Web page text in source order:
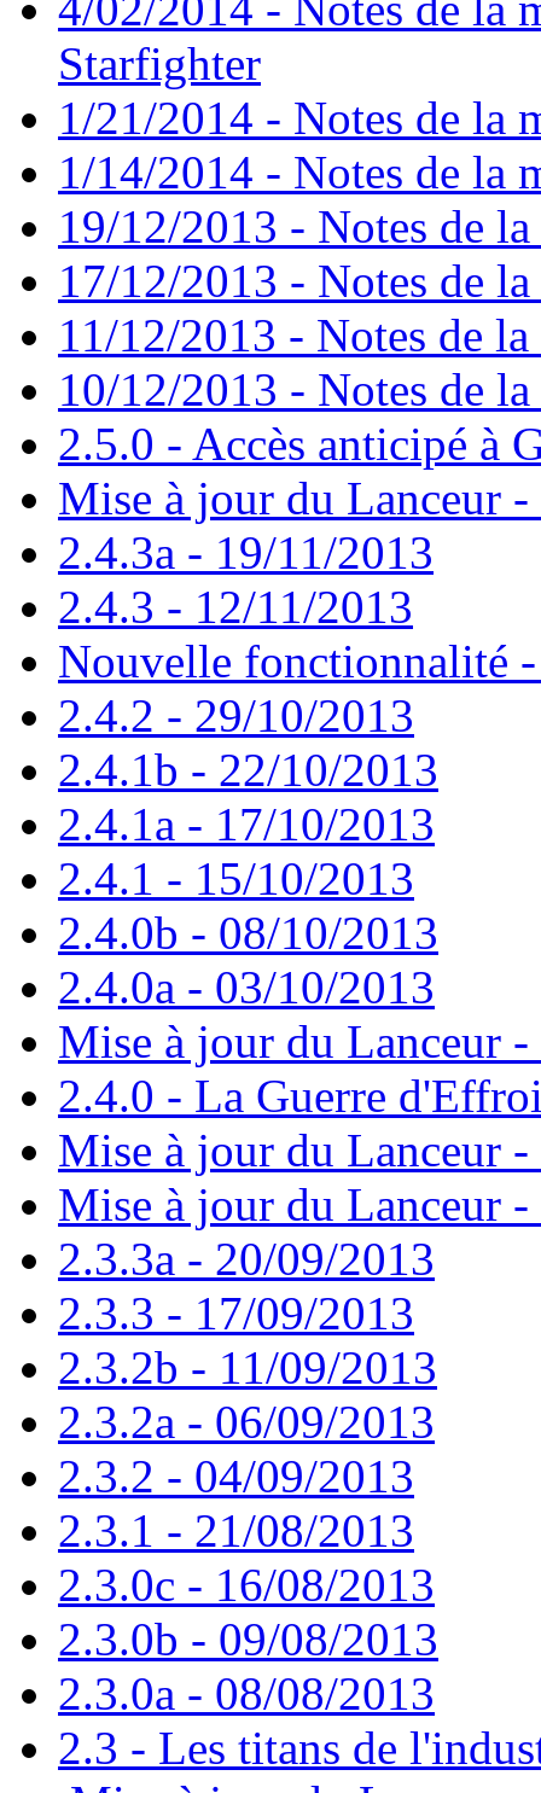
Starfighter
1/21/2014 - Notes de la
1/14/2014 - Notes de la
19/12/2013 - Notes de
17/12/2013 - Notes de
11/12/2013 - Notes de
10/12/2013 - Notes de
2.5.0 - Accès anticipé à
Mise à jour du Lanceur
2.4.3a - 19/11/2013
2.4.3 - 12/11/2013
Nouvelle fonctionnalité
2.4.2 - 29/10/2013
2.4.1b - 22/10/2013
2.4.1a - 17/10/2013
2.4.1 - 15/10/2013
2.4.0b - 08/10/2013
2.4.0a - 03/10/2013
Mise à jour du Lanceur
2.4.0 - La Guerre
Mise à jour du Lanceur
Mise à jour du Lanceur
2.3.3a - 20/09/2013
2.3.3 - 17/09/2013
2.3.2b - 11/09/2013
2.3.2a - 06/09/2013
2.3.2 - 04/09/2013
2.3.1 - 21/08/2013
2.3.0c - 16/08/2013
2.3.0b - 09/08/2013
2.3.0a - 08/08/2013
2.3 - Les titans de